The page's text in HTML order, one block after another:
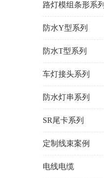
路灯模组条形系列
防水Y型系列
防水T型系列
车灯接头系列
防水灯串系列
SR尾卡系列
定制线束案例
电线电缆